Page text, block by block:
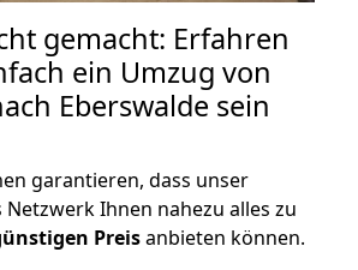
gemacht: Erfahren
ein Umzug von
Eberswalde sein
garantieren, dass unser
Ihnen nahezu alles zu
Preisanbieten können.